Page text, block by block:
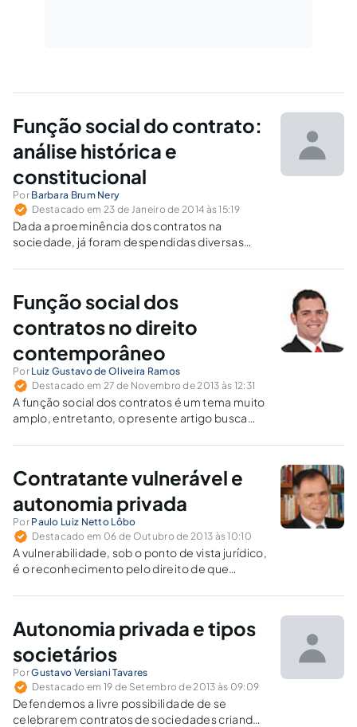
Função social do contrato:
análise histórica e
constitucional
Por Barbara Brum Nery
Destacado em 23 de Janeiro de 2014 às 15:19
Dada a proeminência dos contratos na
sociedade, já foram despendidas diversas
são, em geral, reflexo das convicções políticas
Função social dos
contratos no direito
contemporâneo
Por Luiz Gustavo de Oliveira Ramos
Destacado em 27 de Novembro de 2013 às 12:31
A função social dos contratos é um tema muito
amplo, entretanto, o presente artigo busca
relevantes: evolução histórica, dirigismo
bases constitucional e civil.
Contratante vulnerável e
autonomia privada
Por Paulo Luiz Netto Lôbo
Destacado em 06 de Outubro de 2013 às 10:10
A vulnerabilidade, sob o ponto de vista jurídico,
é o reconhecimento pelo direito de que
se inserem as pessoas, são merecedoras de
Autonomia privada e tipos
societários
PorGustavo Versiani Tavares
Destacado em 19 de Setembro de 2013 às 09:09
Defendemos a livre possibilidade de se
celebrarem contratos de sociedades criando